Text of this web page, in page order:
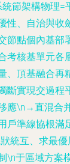
節架構物理=
性、自治與收
節點個內基部
考核基單元各
、頂基融合再
斷實現交過程
應\n→直混合
戶準線協根滿
統互、求最
\n于區域方案